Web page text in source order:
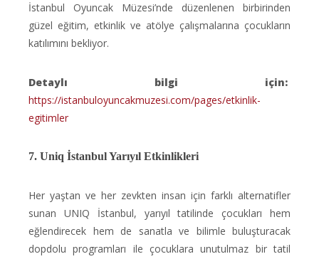
İstanbul Oyuncak Müzesi’nde düzenlenen birbirinden
güzel eğitim, etkinlik ve atölye çalışmalarına çocukların
katılımını bekliyor.
Detaylı bilgi için:
https://istanbuloyuncakmuzesi.com/pages/etkinlik-
egitimler
7. Uniq İstanbul Yarıyıl Etkinlikleri
Her yaştan ve her zevkten insan için farklı alternatifler
sunan UNIQ İstanbul, yarıyıl tatilinde çocukları hem
eğlendirecek hem de sanatla ve bilimle buluşturacak
dopdolu programları ile çocuklara unutulmaz bir tatil